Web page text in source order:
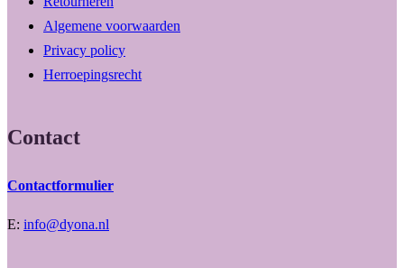
Algemene voorwaarden
Privacy policy
Herroepingsrecht
Contact
Contactformulier
E: info@dyona.nl